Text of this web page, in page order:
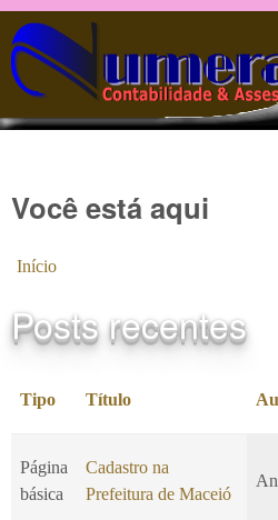
Pular para o
Você está aqui
Início
Posts recentes
Tipo Título
Página
básica
Cadastro na
Prefeitura de Maceió